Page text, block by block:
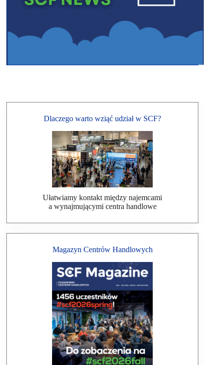
Dlaczego warto wziąć udział w SCF?
Ułatwiamy kontakt między najemcami
a wynajmującymi centra handlowe
Magazyn Centrów Handlowych